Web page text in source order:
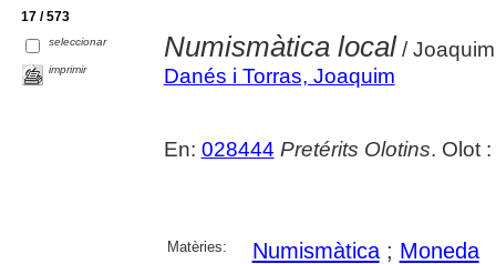
17 / 573
seleccionar
imprimir
Numismàtica local/ Joaquim
Danés i Torras, Joaquim
En: 028444 Pretérits Olotins. Olot
Matèries: Numismàtica; Moneda